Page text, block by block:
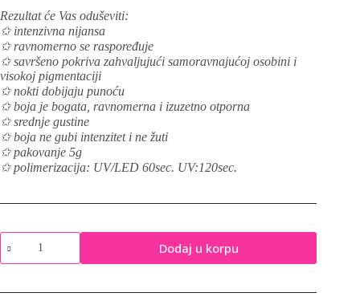
je
bila:
300,00 rsd.
je:
195,00 rsd.
Rezultat će Vas oduševiti:
✩ intenzivna nijansa
✩ ravnomerno se raspoređuje
✩ savršeno pokriva zahvaljujući samoravnajućoj osobini i
visokoj pigmentaciji
✩nokti dobijaju punoću
✩boja je bogata, ravnomerna i izuzetno otporna
✩ srednje gustine
✩ boja ne gubi intenzitet i ne žuti
✩ pakovanje 5g
✩ polimerizacija: UV/LED 60sec. UV:120sec.
Gel
boji
-
Dodaj u korpu